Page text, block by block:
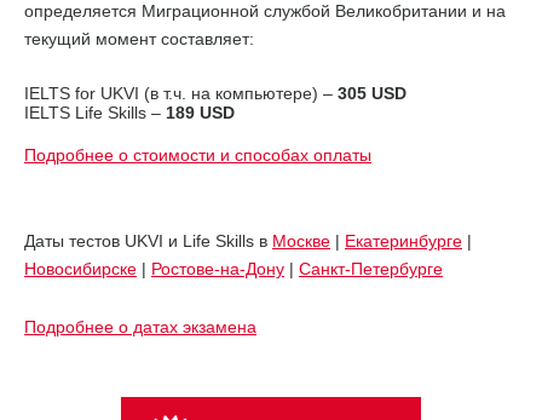
определяется Миграционной службой Великобритании и на
текущий момент составляет:
IELTS for UKVI (в т.ч. на компьютере) – 305 USD
IELTS Life Skills – 189 USD
Подробнее о стоимости и способах оплаты
Даты тестов UKVI и Life Skills в Москве | Екатеринбурге |
Новосибирске | Ростове-на-Дону | Санкт-Петербурге
Подробнее о датах экзамена